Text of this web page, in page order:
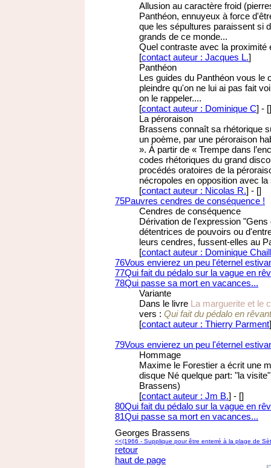
Allusion au caractère froid
Panthéon, ennuyeux à force
que les sépultures paraissent si
grands de ce monde...
Quel contraste avec la proximité
[contact auteur : Jacques L.]
Panthéon
Les guides du Panthéon vous le
pleindre qu'on ne lui ai pas fait
on le rappeler....
[contact auteur : Dominique C] - []
La péroraison
Brassens connaît sa rhétorique
un poème, par une péroraison
». À partir de « Trempe dans
codes rhétoriques du grand
procédés oratoires de la
nécropoles en opposition avec
[contact auteur : Nicolas R.] - []
75Pauvres cendres de conséquence !
Cendres de conséquence
Dérivation de l'expression
détentrices de pouvoirs ou
leurs cendres, fussent-elles au
[contact auteur : Dominique
76Vous envierez un peu l'éternel
77Qui fait du pédalo sur la vague en
78Qui passe sa mort en vacances...
Variante
Dans le livre La marguerite et le
vers : Qui fait du pédalo en
[contact auteur : Thierry Parment]
79Vous envierez un peu l'éternel
Hommage
Maxime le Forestier a écrit une
disque Né quelque part: "la
Brassens)
[contact auteur : Jm B.] - []
80Qui fait du pédalo sur la vague en
81Qui passe sa mort en vacances...
Georges Brassens
<<(1966 - Supplique pour être enterré à la plage de
retour
haut de page